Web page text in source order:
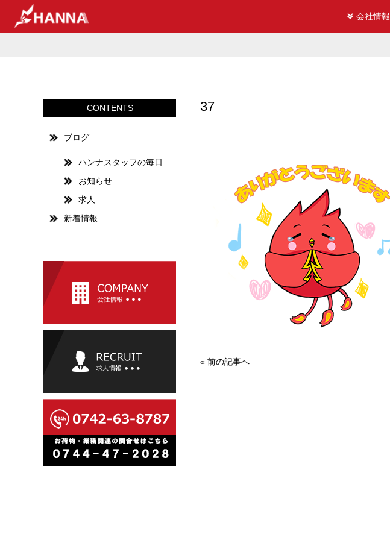
会社情報
37
« 前の記事へ
CONTENTS
ブログ
ハンナスタッフの毎日
お知らせ
求人
新着情報